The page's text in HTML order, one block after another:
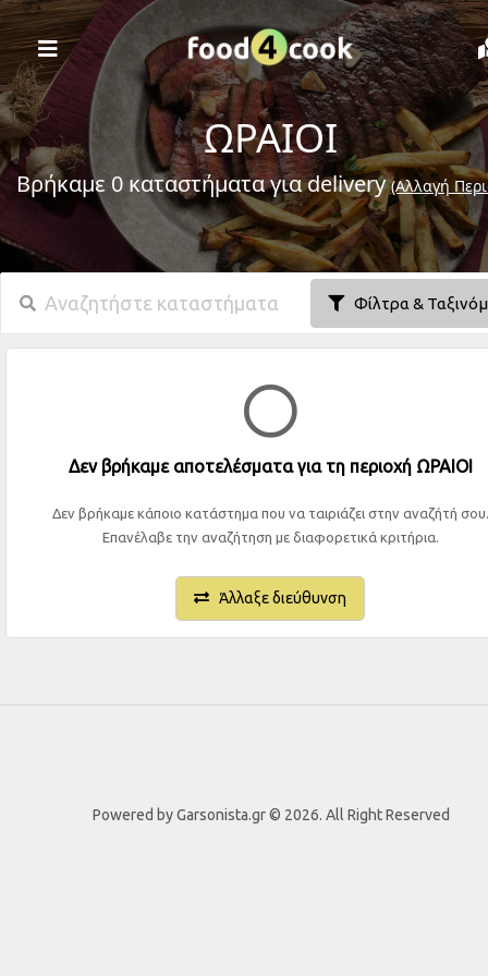
ΩΡΑΙΟΙ
Βρήκαμε 0 καταστήματα για delivery(Αλλαγή
Φίλτρα &
Δεν βρήκαμε αποτελέσματα για τη περιοχή ΩΡΑΙΟΙ
Δεν βρήκαμε κάποιο κατάστημα που να ταιριάζει στην αναζήτή σου.
Επανέλαβε την αναζήτηση με διαφορετικά κριτήρια.
Άλλαξε διεύθυνση
Powered by Garsonista.gr © 2026. All Right Reserved